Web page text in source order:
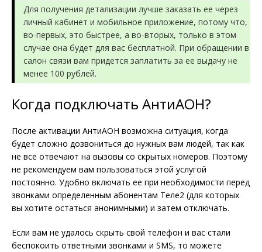
Для получения детализации лучше заказать ее через
личный кабинет и мобильное приложение, потому что,
во-первых, это быстрее, а во-вторых, только в этом
случае она будет для вас бесплатной. При обращении в
салон связи вам придется заплатить за ее выдачу не
менее 100 рублей.
Когда подключать АнтиАОН?
После активации АнтиАОН возможна ситуация, когда
будет сложно дозвониться до нужных вам людей, так как
не все отвечают на вызовы со скрытых номеров. Поэтому
не рекомендуем вам пользоваться этой услугой
постоянно. Удобно включать ее при необходимости перед
звонками определенным абонентам Теле2 (для которых
вы хотите остаться анонимными) и затем отключать.
Если вам не удалось скрыть свой телефон и вас стали
беспокоить ответными звонками и SMS, то можете